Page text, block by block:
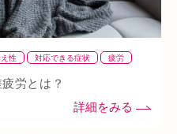
まい 眼精疲労 スマホ首
え ぎっくり腰 美容鍼
オープン 秋バテ 冬バテ
酵素ドリンク
性 対応できる症状
疲労
労とは？